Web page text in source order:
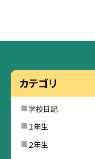
カテゴリ
学校日記
１年生
２年生